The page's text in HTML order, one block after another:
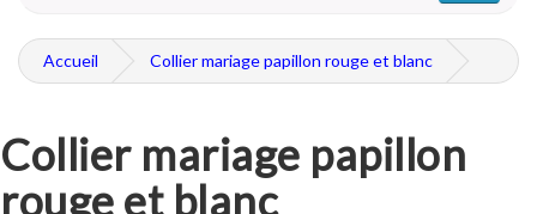
Accueil Collier mariage papillon rouge et blanc
Collier mariage papillon
rouge et blanc